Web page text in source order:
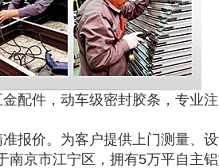
配件，动车级密封胶条，专业
报价。为客户提供上门测量、
南京市江宁区，拥有5万平自主